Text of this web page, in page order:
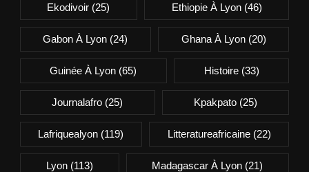
Ekodivoir (25) Ethiopie À Lyon(46)
Gabon À Lyon (24) Ghana À Lyon(20)
Guinée À Lyon (65) Histoire(33)
Journalafro (25) Kpakpato(25)
Lafriquealyon (119) Litteratureafricaine(22)
Lyon(113) Madagascar À Lyon (21)